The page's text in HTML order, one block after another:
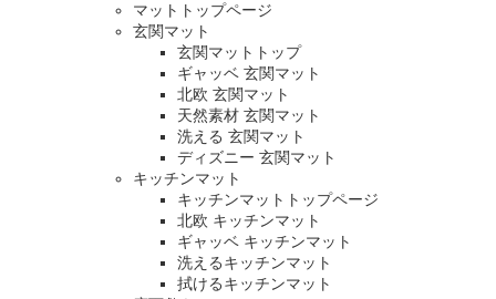
マットトップページ
玄関マット
玄関マットトップ
ギャッベ 玄関マット
北欧 玄関マット
天然素材 玄関マット
洗える 玄関マット
ディズニー 玄関マット
キッチンマット
キッチンマットトップページ
北欧 キッチンマット
ギャッベ キッチンマット
洗えるキッチンマット
拭けるキッチンマット